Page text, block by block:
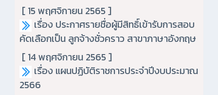
[ 15 พฤศจิกายน 2565 ]
เรื่อง ประกาศรายชื่อผู้มีสิทธิ์เข้ารับการสอบ
คัดเลือกเป็น ลูกจ้างชั่วคราว สาขาภาษาอังกฤษ
[ 14 พฤศจิกายน 2565 ]
เรื่อง แผนปฏิบัติราชการประจำปีงบประมาณ
2566